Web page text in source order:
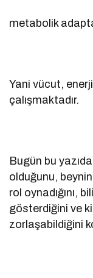
metabolik
Yani vücut,
çalışmaktadır.
Bugün bu
olduğunu,
rol oynadığını,
gösterdiğini ve
zorlaşabildiğini